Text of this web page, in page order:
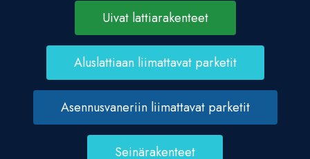
Uivat lattiarakenteet
Aluslattiaan liimattavat parketit
Asennusvaneriin liimattavat parketit
Seinärakenteet